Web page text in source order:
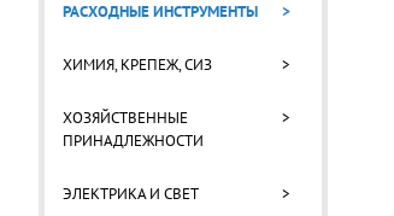
РАСХОДНЫЕ ИНСТРУМЕНТЫ >
ХИМИЯ, КРЕПЕЖ, СИЗ >
ХОЗЯЙСТВЕННЫЕ
ПРИНАДЛЕЖНОСТИ
>
ЭЛЕКТРИКА И СВЕТ >